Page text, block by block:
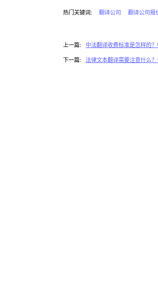
热门关键词: 翻译公司 翻译公司报
上一篇: 中法翻译收费标准是怎样的
下一篇: 法律文本翻译需要注意什么